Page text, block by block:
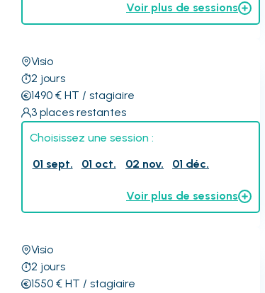
Voir plus de sessions
Visio
2 jours
1490€ HT / stagiaire
3 places restantes
Choisissez une session :
01 sept.
01 oct. 02 nov. 01 déc.
Voir plus de sessions
Visio
2 jours
1550€ HT / stagiaire